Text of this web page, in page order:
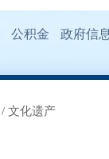
公积金 政府信
/ 文化遗产